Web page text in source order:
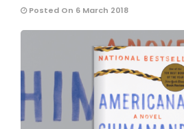
Posted On 6 March 2018